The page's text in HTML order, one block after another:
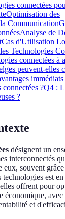
connectées
Optimisation des
Communication
Analyse de
Cas d'Utilisation
Technologies
connectées à
peuvent-elles
?Q4 :
?
désignent un
interconnectés
souvent
est
offrent pour
économique, avec
et